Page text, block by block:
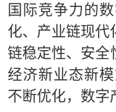
国际竞争力的
化、 产业链现代
链稳定性、安全
经济新业态新模
不断优化， 数字